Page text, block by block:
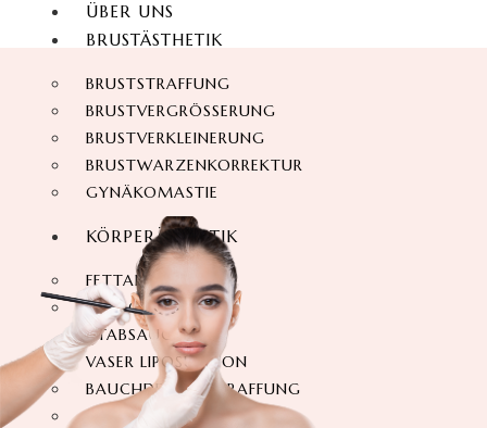
ÜBER UNS
BRUSTÄSTHETIK
BRUSTSTRAFFUNG
BRUSTVERGRÖSSERUNG
BRUSTVERKLEINERUNG
BRUSTWARZENKORREKTUR
GYNÄKOMASTIE
KÖRPERÄSTHETIK
FETTABSAUGUNG
360-GRAD-
FETTABSAUGUNG
VASER LIPOSUKTION
BAUCHDECKENSTRAFFUNG
360-GRAD-